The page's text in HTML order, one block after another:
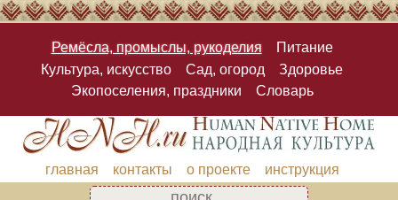
Ремёсла, промыслы, рукоделия
Питание
Культура, искусство
Сад, огород
Здоровье
Экопоселения, праздники
Словарь
главная контакты о проекте инструкция